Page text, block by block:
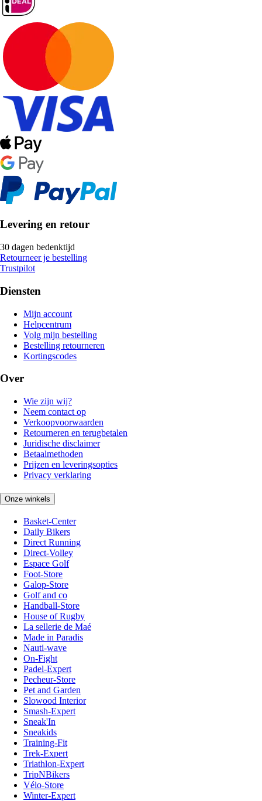
Levering en retour
30 dagen bedenktijd
Retourneer je bestelling
Trustpilot
Diensten
Mijn account
Helpcentrum
Volg mijn bestelling
Bestelling retourneren
Kortingscodes
Over
Wie zijn wij?
Neem contact op
Verkoopvoorwaarden
Retourneren en terugbetalen
Juridische disclaimer
Betaalmethoden
Prijzen en leveringsopties
Privacy verklaring
Onze winkels
Basket-Center
Daily Bikers
Direct Running
Direct-Volley
Espace Golf
Foot-Store
Galop-Store
Golf and co
Handball-Store
House of Rugby
La sellerie de Maé
Made in Paradis
Nauti-wave
On-Fight
Padel-Expert
Pecheur-Store
Pet and Garden
Slowood Interior
Smash-Expert
Sneak'In
Sneakids
Training-Fit
Trek-Expert
Triathlon-Expert
TripNBikers
Vélo-Store
Winter-Expert